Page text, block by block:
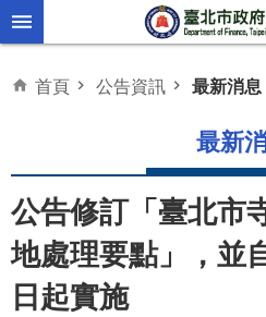
跳到主要內容區塊
首頁 公告資訊 最新消息
最新
公告修訂「臺北市
地處理要點」，並
日起實施